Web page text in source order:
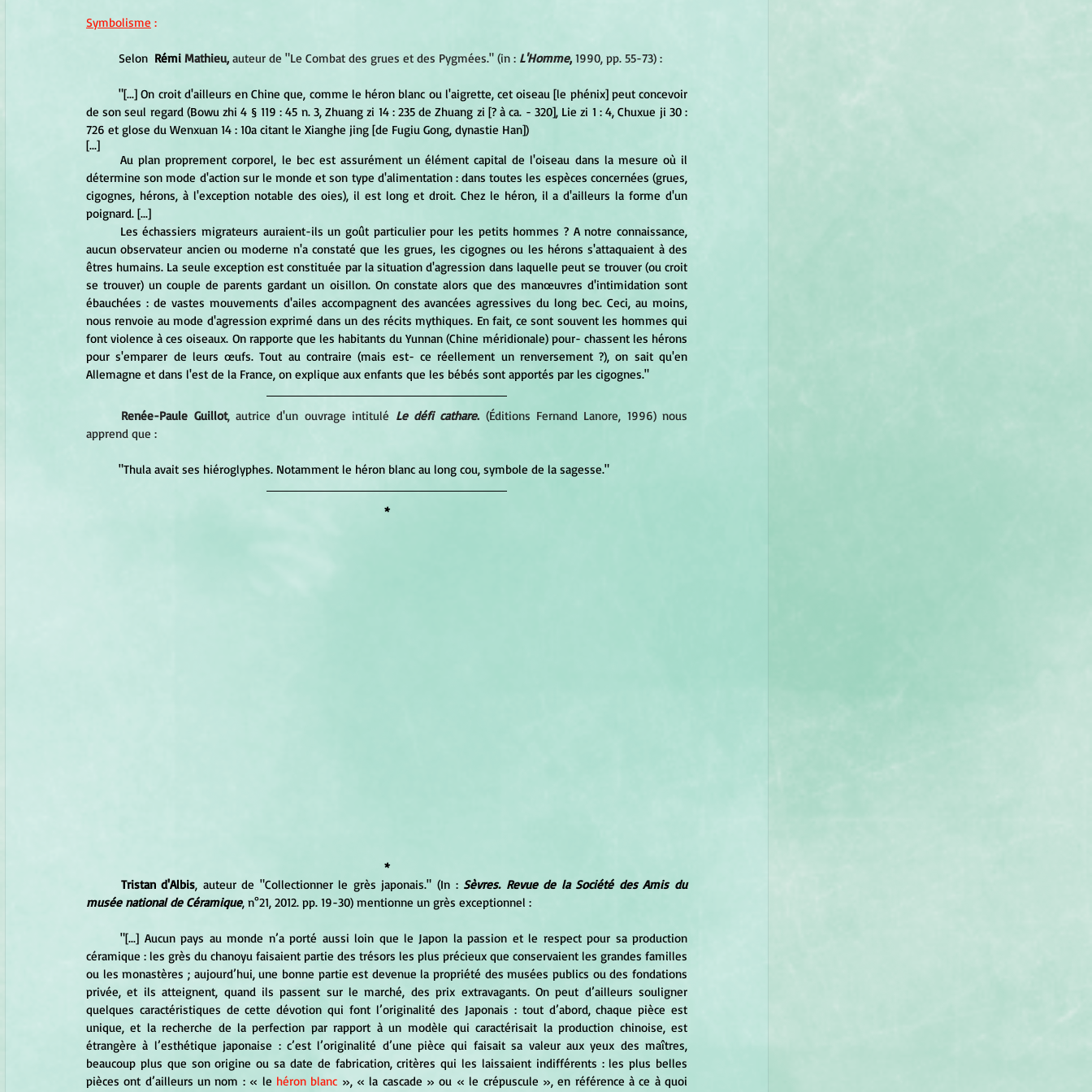
Symbolisme :
	Selon
Rémi Mathieu, auteur de "Le Combat des grues et des Pygmées." (in : L'Homme, 1990, pp. 55-73) :
	"[...] On croit d'ailleurs en Chine que, comme le héron blanc ou l'aigrette, cet oiseau [le phénix] peut concevoir
de son seul regard (Bowu zhi 4 § 119 : 45 n. 3, Zhuang zi 14 : 235 de Zhuang zi [? à ca. - 320], Lie zi 1 : 4, Chuxue ji 30 :
726 et glose du Wenxuan 14 : 10a citant le Xianghe jing [de Fugiu Gong, dynastie Han])
[...]
	Au plan proprement corporel, le bec est assurément un élément capital de l'oiseau dans la mesure où il
détermine son mode d'action sur le monde et son type d'alimentation : dans toutes les espèces concernées (grues,
cigognes, hérons, à l'exception notable des oies), il est long et droit. Chez le héron, il a d'ailleurs la forme d'un
poignard. [...]
aucun observateur ancien ou moderne n'a constaté que les grues, les cigognes ou les hérons s'attaquaient à des
êtres humains. La seule exception est constituée par la situation d'agression dans laquelle peut se trouver (ou croit
se trouver) un couple de parents gardant un oisillon. On constate alors que des manœuvres d'intimidation sont
ébauchées : de vastes mouvements d'ailes accompagnent des avancées agressives du long bec. Ceci, au moins,
nous renvoie au mode d'agression exprimé dans un des récits mythiques. En fait, ce sont souvent les hommes qui
font violence à ces oiseaux. On rapporte que les habitants du Yunnan (Chine méridionale) pour- chassent les hérons
pour s'emparer de leurs œufs. Tout au contraire (mais est- ce réellement un renversement ?), on sait qu'en
Allemagne et dans l'est de la France, on explique aux enfants que les bébés sont apportés par les cigognes."
Renée-Paule Guillot, autrice d'un ouvrage intitulé Le défi cathare. (Éditions Fernand Lanore, 1996) nous
apprend que :
	"Thula avait ses hiéroglyphes. Notamment le héron blanc au long cou, symbole de la sagesse."
*
*
	Tristan d'Albis
, auteur de "Collectionner le grès japonais." (In : Sèvres. Revue de la Société des Amis du
musée national de Céramique, n°21, 2012. pp. 19-30) mentionne un grès exceptionnel :
	"[...] Aucun pays au monde n’a porté aussi loin que le Japon la passion et le respect pour sa production
céramique : les grès du chanoyu faisaient partie des trésors les plus précieux que conservaient les grandes familles
ou les monastères ; aujourd’hui, une bonne partie est devenue la propriété des musées publics ou des fondations
privée, et ils atteignent, quand ils passent sur le marché, des prix extravagants. On peut d’ailleurs souligner
quelques caractéristiques de cette dévotion qui font l’originalité des Japonais : tout d’abord, chaque pièce est
unique, et la recherche de la perfection par rapport à un modèle qui caractérisait la production chinoise, est
étrangère à l’esthétique japonaise : c’est l’originalité d’une pièce qui faisait sa valeur aux yeux des maîtres,
beaucoup plus que son origine ou sa date de fabrication, critères qui les laissaient indifférents : les plus belles
pièces ont d’ailleurs un nom : « le héron blanc », « la cascade » ou « le crépuscule », en référence à ce à quoi